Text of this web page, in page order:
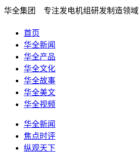
华全集团 专注发电机组研发制造领域
首页
华全新闻
华全产品
华全文化
华全故事
华全美文
华全视频
华全新闻
焦点时评
纵观天下